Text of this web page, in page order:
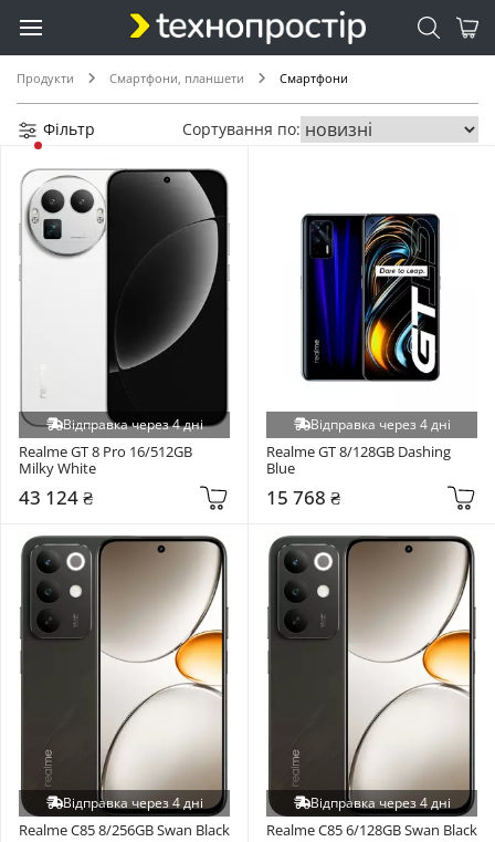
Продукти Смартфони, планшети Смартфони
Фільтр Сортування по:
Відправка через 4 дні
Realme GT 8 Pro 16/512GB
Milky White
43 124 ₴
Відправка через 4 дні
Realme GT 8/128GB Dashing
Blue
15 768 ₴
Відправка через 4 дні
Realme C85 8/256GB Swan Black
Відправка через 4 дні
Realme C85 6/128GB Swan Black